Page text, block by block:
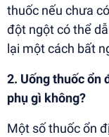
thuốc nếu chưa
đột ngột có thể
lại một cách bất
2. Uống thuốc ổn
phụ gì không?
Một số thuốc ổn